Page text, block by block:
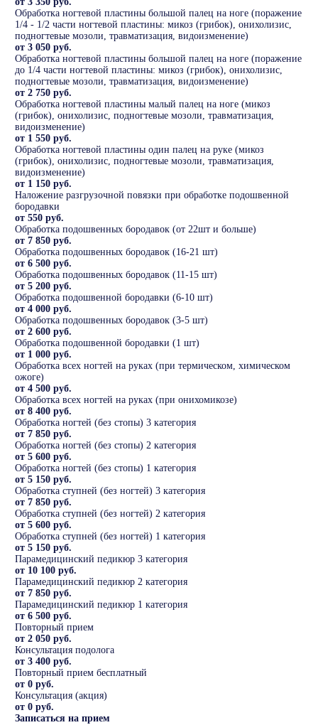
Обработка ногтевой пластины большой палец на ноге (поражение
1/4 - 1/2 части ногтевой пластины: микоз (грибок), онихолизис,
подногтевые мозоли, травматизация, видоизменение)
от 3 050 руб.
Обработка ногтевой пластины большой палец на ноге (поражение
до 1/4 части ногтевой пластины: микоз (грибок), онихолизис,
подногтевые мозоли, травматизация, видоизменение)
от 2 750 руб.
Обработка ногтевой пластины малый палец на ноге (микоз
(грибок), онихолизис, подногтевые мозоли, травматизация,
видоизменение)
от 1 550 руб.
Обработка ногтевой пластины один палец на руке (микоз
(грибок), онихолизис, подногтевые мозоли, травматизация,
видоизменение)
от 1 150 руб.
Наложение разгрузочной повязки при обработке подошвенной
бородавки
от 550 руб.
Обработка подошвенных бородавок (от 22шт и больше)
от 7 850 руб.
Обработка подошвенных бородавок (16-21 шт)
от 6 500 руб.
Обработка подошвенных бородавок (11-15 шт)
от 5 200 руб.
Обработка подошвенной бородавки (6-10 шт)
от 4 000 руб.
Обработка подошвенных бородавок (3-5 шт)
от 2 600 руб.
Обработка подошвенной бородавки (1 шт)
от 1 000 руб.
Обработка всех ногтей на руках (при термическом, химическом
ожоге)
от 4 500 руб.
Обработка всех ногтей на руках (при онихомикозе)
от 8 400 руб.
Обработка ногтей (без стопы) 3 категория
от 7 850 руб.
Обработка ногтей (без стопы) 2 категория
от 5 600 руб.
Обработка ногтей (без стопы) 1 категория
от 5 150 руб.
Обработка ступней (без ногтей) 3 категория
от 7 850 руб.
Обработка ступней (без ногтей) 2 категория
от 5 600 руб.
Обработка ступней (без ногтей) 1 категория
от 5 150 руб.
Парамедицинский педикюр 3 категория
от 10 100 руб.
Парамедицинский педикюр 2 категория
от 7 850 руб.
Парамедицинский педикюр 1 категория
от 6 500 руб.
Повторный прием
от 2 050 руб.
Консультация подолога
от 3 400 руб.
Повторный прием бесплатный
от 0 руб.
Консультация (акция)
от 0 руб.
Записаться на прием